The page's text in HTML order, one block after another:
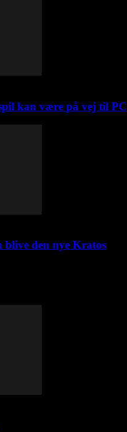
kan være på vej til PC
blive den nye Kratos